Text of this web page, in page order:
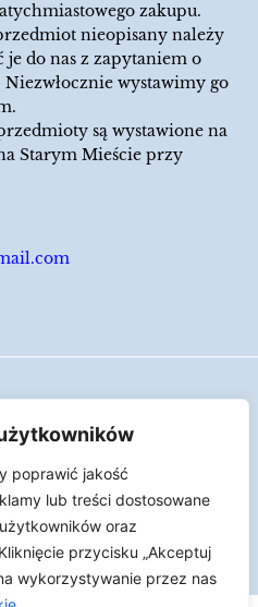
poprawić jakość
lub treści dostosowane
oraz
przycisku „Akceptuj
wykorzystywanie przez nas
zakupu.
nieopisany należy
je do nas z zapytaniem o
wystawimy go
są wystawione na
Starym Mieście przy
Cookies
| Człowiek jest
przedmiotów.
♥︎ by Skydoo